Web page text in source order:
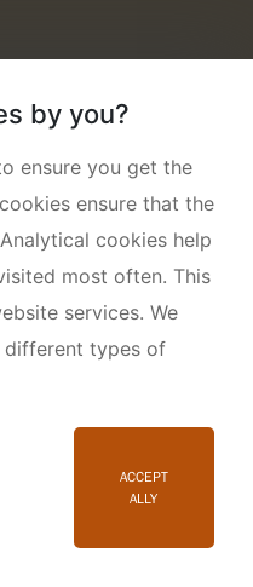
ČR
by you?
ensure you get the
ensure that the
cookies help
most often. This
services. We
different types of
ACCEPT
ALLY